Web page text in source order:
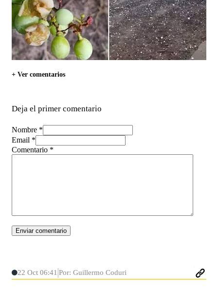
+ Ver comentarios
Deja el primer comentario
Nombre *
Email *
Comentario *
22 Oct 06:41 Por: Guillermo Coduri